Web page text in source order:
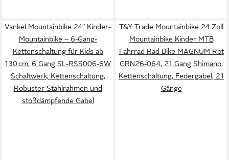
Vankel Mountainbike 24″ Kinder-
Mountainbike – 6-Gang-
Kettenschaltung für Kids ab
130 cm, 6 Gang SL-RSS006-6W
Schaltwerk, Kettenschaltung,
Robuster Stahlrahmen und
stoßdämpfende Gabel
T&Y Trade Mountainbike 24 Zoll
Mountainbike Kinder MTB
Fahrrad Rad Bike MAGNUM Rot
GRN26-064, 21 Gang Shimano,
Kettenschaltung, Federgabel, 21
Gänge